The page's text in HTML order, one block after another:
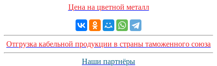
Цена на цветной металл
Отгрузка кабельной продукции в страны таможенного союза
Наши партнёры